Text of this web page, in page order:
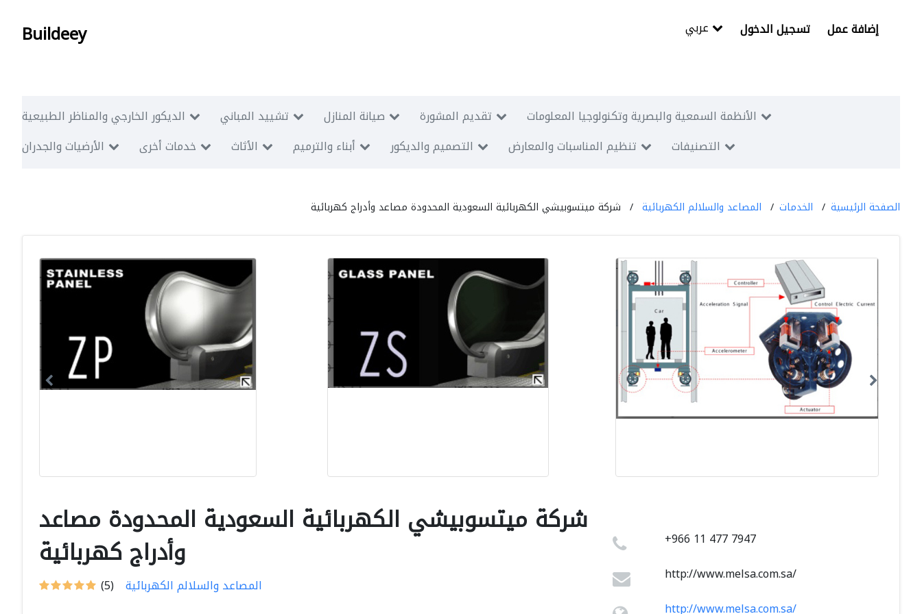
Buildeey تسجيل الدخول إضافة عمل
الديكور الخارجي والمناظر الطبيعية تشييد المباني صيانة المنازل تقديم المشورة
الأنظمة السمعية والبصرية وتكنولوجيا المعلومات
الأرضيات والجدران
خدمات أخرى الأثاث أبناء والترميم التصميم والديكور تنظيم المناسبات والمعارض التصنيفات
الصفحة الرئيسية الخدمات المصاعد والسلالم الكهربائية شركة ميتسوبيشي الكهربائية السعودية المحدودة مصاعد وأدراج كهربائية
شركة ميتسوبيشي الكهربائية السعودية المحدودة مصاعد
وأدراج كهربائية
(5) المصاعد والسلالم الكهربائية
+966 11 477 7947
http://www.melsa.com.sa/
http://www.melsa.com.sa/